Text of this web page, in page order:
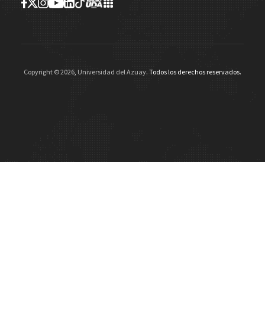
Copyright ©2026 Universidad del Azuay. Todos los derechos reservados.